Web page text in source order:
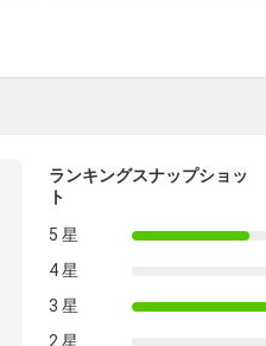
ランキングスナップショッ
ト
5 星
4 星
3 星
2 星